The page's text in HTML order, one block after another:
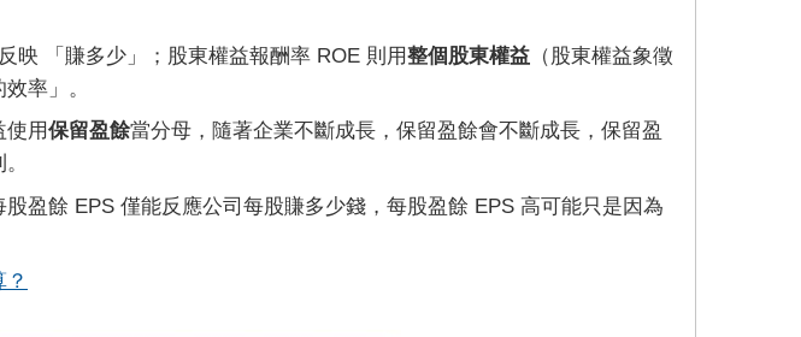
映 「賺多少」；股東權益報酬率 ROE 則用整個股東權益 （股東權益象徵
率」。
用保留盈餘當分母，隨著企業不斷成長，保留盈餘會不斷成長，保留盈
盈餘 EPS 僅能反應公司每股賺多少錢，每股盈餘 EPS 高可能只是因為